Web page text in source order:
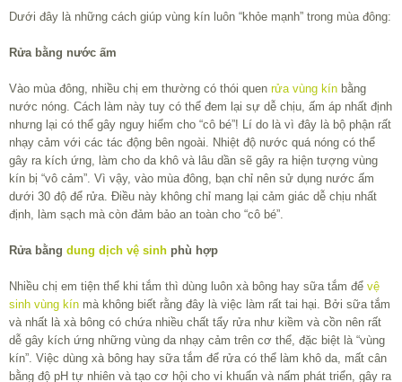
Dưới đây là những cách giúp vùng kín luôn “khỏe mạnh” trong mùa đông:
Rửa bằng nước ấm
Vào mùa đông, nhiều chị em thường có thói quen rửa vùng kín bằng
nước nóng. Cách làm này tuy có thể đem lại sự dễ chịu, ấm áp nhất định
nhưng lại có thể gây nguy hiểm cho “cô bé”! Lí do là vì đây là bộ phận rất
nhạy cảm với các tác động bên ngoài. Nhiệt độ nước quá nóng có thể
gây ra kích ứng, làm cho da khô và lâu dần sẽ gây ra hiện tượng vùng
kín bị “vô cảm”. Vì vậy, vào mùa đông, bạn chỉ nên sử dụng nước ấm
dưới 30 độ để rửa. Điều này không chỉ mang lại cảm giác dễ chịu nhất
định, làm sạch mà còn đảm bảo an toàn cho “cô bé”.
Rửa bằng dung dịch vệ sinh phù hợp
Nhiều chị em tiện thể khi tắm thì dùng luôn xà bông hay sữa tắm để vệ
sinh vùng kín mà không biết rằng đây là việc làm rất tai hại. Bởi sữa tắm
và nhất là xà bông có chứa nhiều chất tẩy rửa như kiềm và cồn nên rất
dễ gây kích ứng những vùng da nhạy cảm trên cơ thể, đặc biệt là “vùng
kín”. Việc dùng xà bông hay sữa tắm để rửa có thể làm khô da, mất cân
bằng độ pH tự nhiên và tạo cơ hội cho vi khuẩn và nấm phát triển, gây ra